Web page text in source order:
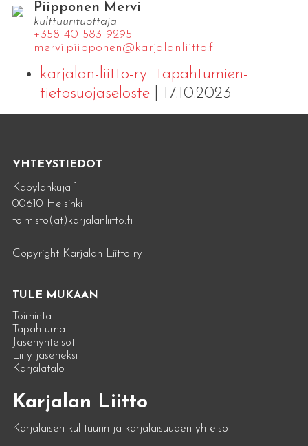
Piipponen Mervi
kulttuurituottaja
+358 40 583 9295
mervi.​piipponen@​kar​jala​nlii​tto.​fi
karjalan-liitto-ry_tapahtumien-
tietosuojaseloste| 17.10.2023
YHTEYSTIEDOT
Käpylänkuja 1
00610 Helsinki
toimisto(at)karjalanliitto.fi
Copyright Karjalan Liitto ry
TULE MUKAAN
Toiminta
Tapahtumat
Jäsenyhteisöt
Liity jäseneksi
Karjalatalo
Karjalan Liitto
Karjalaisen kulttuurin ja karjalaisuuden yhteisö